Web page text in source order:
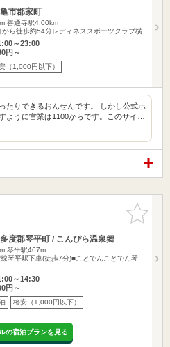
市郡家町
善通寺駅4.00km
から徒歩約54分レディネススポーツクラブ横
～23:00
円～
（1,000円以下）
たりできるおんせんです。 しかし公式ホ
ように営業は1100からです。このサイ…
お気に入
りに追加
度郡琴平町 / こんぴら温泉郷
琴平駅467m
琴平駅下車(徒歩7分)■ことでんことでん琴
～14:30
円～
格安（1,000円以下）
の宿泊プランを見る